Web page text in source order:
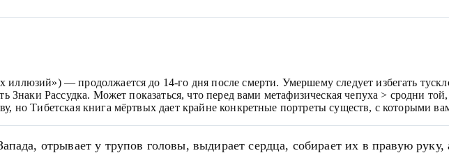
— продолжается до 14-го дня после смерти. Умершему следует избегать
Знаки Рассудка. Может показаться, что перед вами метафизическая чепуха > сродни
Тибетская книга мёртвых дает крайне конкретные портреты существ, с которыми вам
отрывает у трупов головы, выдирает сердца, собирает их в правую руку,